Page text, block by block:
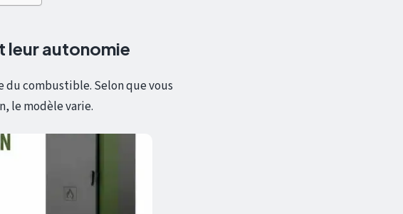
leur autonomie
du combustible. Selon que vous
le modèle varie.